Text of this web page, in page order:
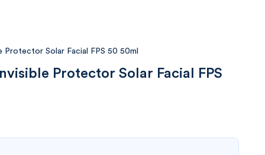
Solar Facial FPS 50 50ml
Protector Solar Facial FPS